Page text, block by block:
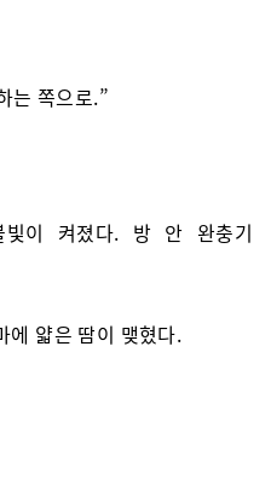
는 쪽으로.”
이 켜졌다. 방 안 완충기
에 얇은 땀이 맺혔다.